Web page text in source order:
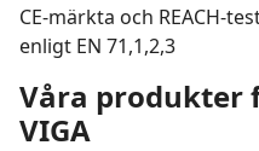
CE-märkta och REACH-
enligt EN 71,1,2,3
Våra produkter
VIGA